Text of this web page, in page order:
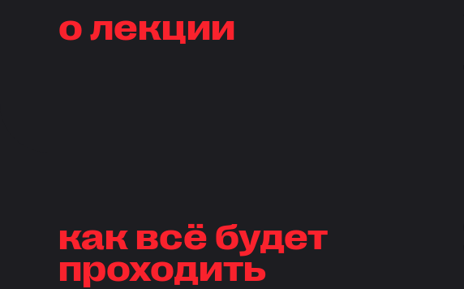
о лекции
как всё будет
проходить